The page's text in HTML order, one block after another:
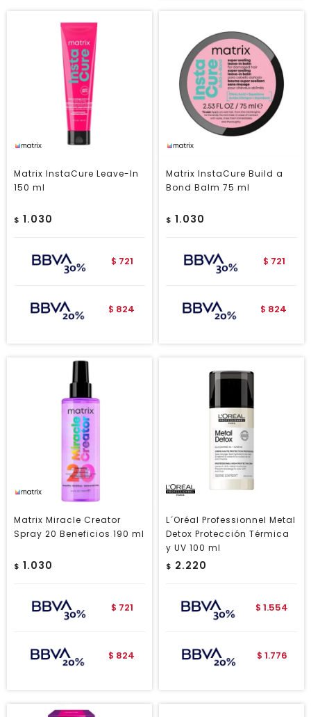
Matrix InstaCure Leave-In
150 ml
$ 1.030
$ 721
$ 824
Matrix InstaCure Build a
Bond Balm 75 ml
$ 1.030
$ 721
$ 824
Matrix Miracle Creator
Spray 20 Beneficios 190 ml
$ 1.030
$ 721
$ 824
L´Oréal Professionnel Metal
Detox Protección Térmica
y UV 100 ml
$ 2.220
$ 1.554
$ 1.776